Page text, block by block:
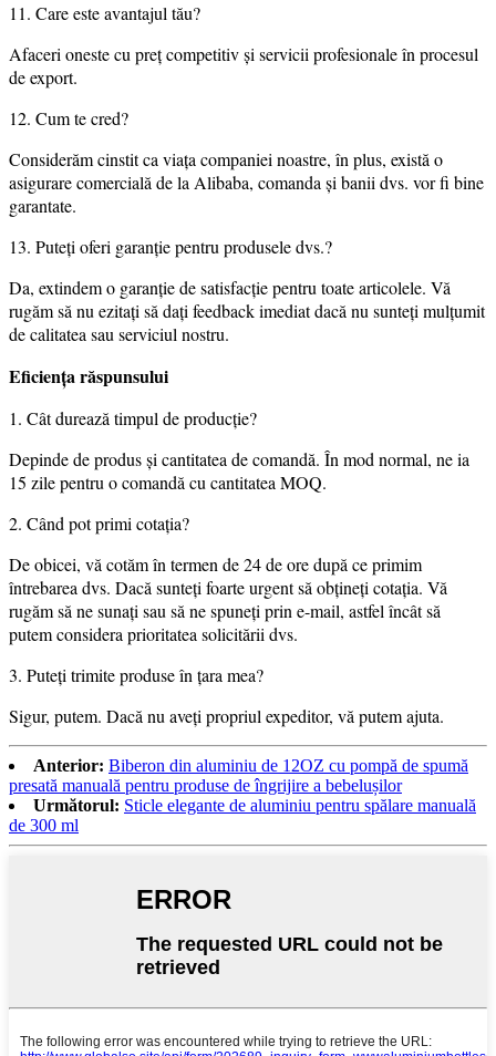
11. Care este avantajul tău?
Afaceri oneste cu preț competitiv și servicii profesionale în procesul
de export.
12. Cum te cred?
Considerăm cinstit ca viața companiei noastre, în plus, există o
asigurare comercială de la Alibaba, comanda și banii dvs. vor fi bine
garantate.
13. Puteți oferi garanție pentru produsele dvs.?
Da, extindem o garanție de satisfacție pentru toate articolele. Vă
rugăm să nu ezitați să dați feedback imediat dacă nu sunteți mulțumit
de calitatea sau serviciul nostru.
Eficiența răspunsului
1. Cât durează timpul de producție?
Depinde de produs și cantitatea de comandă. În mod normal, ne ia
15 zile pentru o comandă cu cantitatea MOQ.
2. Când pot primi cotația?
De obicei, vă cotăm în termen de 24 de ore după ce primim
întrebarea dvs. Dacă sunteți foarte urgent să obțineți cotația. Vă
rugăm să ne sunați sau să ne spuneți prin e-mail, astfel încât să
putem considera prioritatea solicitării dvs.
3. Puteți trimite produse în țara mea?
Sigur, putem. Dacă nu aveți propriul expeditor, vă putem ajuta.
Anterior: Biberon din aluminiu de 12OZ cu pompă de spumă
presată manuală pentru produse de îngrijire a bebelușilor
Următorul: Sticle elegante de aluminiu pentru spălare manuală
de 300 ml